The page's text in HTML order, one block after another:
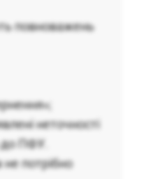
повноважень
неточності
до ПФУ.
потрібно